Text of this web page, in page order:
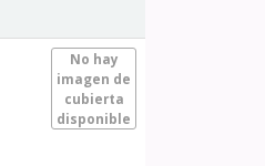
No hay
imagen de
cubierta
disponible